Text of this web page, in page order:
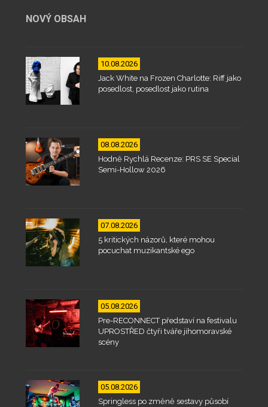
NOVÝ OBSAH
10.08.2026
Jack White na Frozen Charlotte: Riff jako
posedlost, posedlost jako rutina
08.08.2026
Hodně Rychlá Recenze: PRS SE Special
Semi-Hollow 2026
07.08.2026
5 kritických názorů, které mohou
pocuchat muzikantské ego
05.08.2026
Pre-RECONNECT představí na festivalu
UPROSTŘED čtyři tváře jihomoravské
scény
05.08.2026
Springless po změně sestavy působí